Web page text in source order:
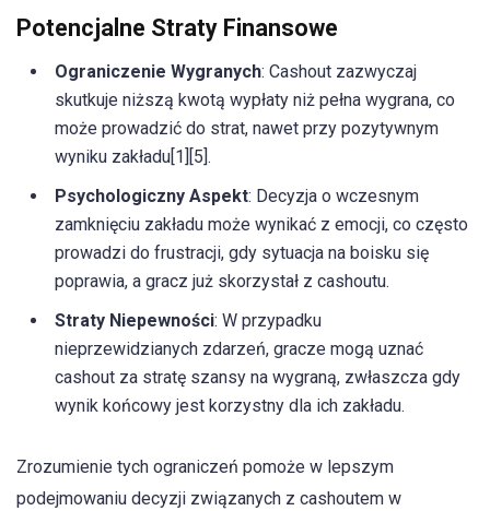
Potencjalne Straty Finansowe
Ograniczenie Wygranych: Cashout zazwyczaj
skutkuje niższą kwotą wypłaty niż pełna wygrana, co
może prowadzić do strat, nawet przy pozytywnym
wyniku zakładu[1][5].
Psychologiczny Aspekt: Decyzja o wczesnym
zamknięciu zakładu może wynikać z emocji, co często
prowadzi do frustracji, gdy sytuacja na boisku się
poprawia, a gracz już skorzystał z cashoutu.
Straty Niepewności: W przypadku
nieprzewidzianych zdarzeń, gracze mogą uznać
cashout za stratę szansy na wygraną, zwłaszcza gdy
wynik końcowy jest korzystny dla ich zakładu.
Zrozumienie tych ograniczeń pomoże w lepszym
podejmowaniu decyzji związanych z cashoutem w